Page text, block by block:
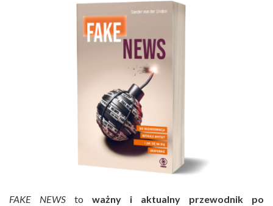
FAKE NEWS to ważny i aktualny przewodnik po